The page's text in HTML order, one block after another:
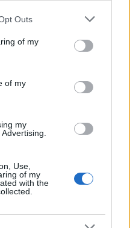
Outs
of my
of my
my
Use,
of my
with the
diprendere tutto il
dai russi
Fronte (gruppo
voluto chiudere
compleanno di
delle ostilità.
molti ricordano.
in capo
dei nemici
venne fermata
a Nord del Lago